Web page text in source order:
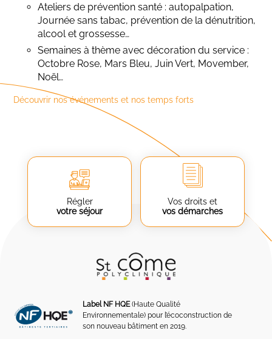
Ateliers de prévention santé : autopalpation,
Journée sans tabac, prévention de la dénutrition,
alcool et grossesse…
Semaines à thème avec décoration du service :
Octobre Rose, Mars Bleu, Juin Vert, Movember,
Noël…
Découvrir nos événements et nos temps forts
Régler
votre séjour
Vos droits et
vos démarches
Label NF HQE(Haute Qualité
Environnementale) pour l’écoconstruction de
son nouveau bâtiment en 2019.